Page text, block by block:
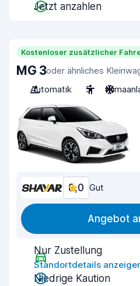
Jetzt anzahlen
Kostenloser zusätzlicher
MG 3oder ähnliches
Automatik
5
8,0 Gut
Angebot
Nur Zustellung
Standortdetails
Niedrige Kaution